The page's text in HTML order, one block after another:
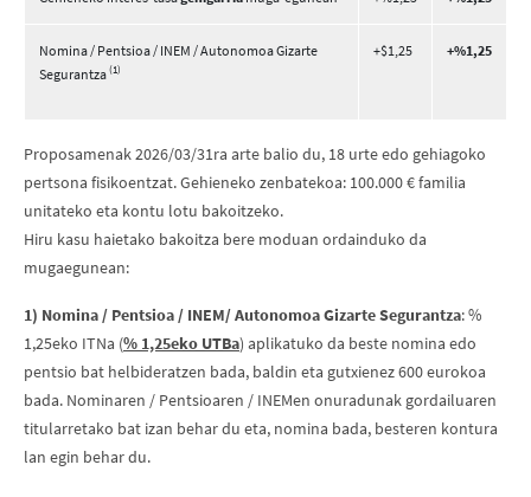
Nomina / Pentsioa / INEM / Autonomoa Gizarte
Segurantza(1)
+$1,25 +%1,25
Proposamenak 2026/03/31ra arte balio du, 18 urte edo gehiagoko
pertsona fisikoentzat. Gehieneko zenbatekoa: 100.000 € familia
unitateko eta kontu lotu bakoitzeko.
Hiru kasu haietako bakoitza bere moduan ordainduko da
mugaegunean:
1) Nomina / Pentsioa / INEM/ Autonomoa Gizarte Segurantza: %
1,25eko ITNa (% 1,25eko UTBa) aplikatuko da beste nomina edo
pentsio bat helbideratzen bada, baldin eta gutxienez 600 eurokoa
bada. Nominaren / Pentsioaren / INEMen onuradunak gordailuaren
titularretako bat izan behar du eta, nomina bada, besteren kontura
lan egin behar du.